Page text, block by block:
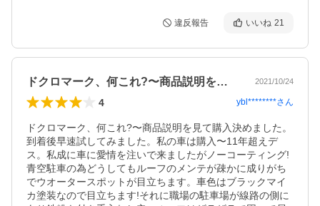
違反報告 いいね 21
ドクロマーク、何これ?〜商品説明を見て… 2021/10/24
4 ybl********さん
ドクロマーク、何これ?〜商品説明を見て購入決めました。
到着後早速試してみました。私の車は購入〜11年超えデ
ス。私成に車に愛情を注いで来ましたがノーコーティング!
青空駐車の為どうしてもルーフのメンテが疎かに成りがち
でウオータースポットが目立ちます。車色はブラックマイ
カ塗装なので目立ちます!それに職場の駐車場が線路の側に